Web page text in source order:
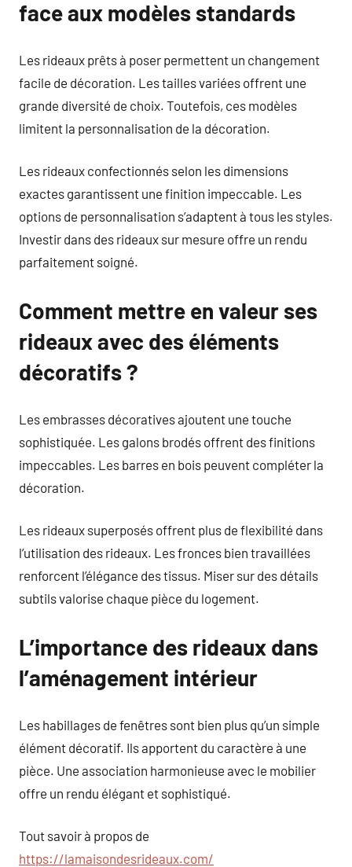
face aux modèles standards
Les rideaux prêts à poser permettent un changement
facile de décoration. Les tailles variées offrent une
grande diversité de choix. Toutefois, ces modèles
limitent la personnalisation de la décoration.
Les rideaux confectionnés selon les dimensions
exactes garantissent une finition impeccable. Les
options de personnalisation s’adaptent à tous les styles.
Investir dans des rideaux sur mesure offre un rendu
parfaitement soigné.
Comment mettre en valeur ses
rideaux avec des éléments
décoratifs ?
Les embrasses décoratives ajoutent une touche
sophistiquée. Les galons brodés offrent des finitions
impeccables. Les barres en bois peuvent compléter la
décoration.
Les rideaux superposés offrent plus de flexibilité dans
l’utilisation des rideaux. Les fronces bien travaillées
renforcent l’élégance des tissus. Miser sur des détails
subtils valorise chaque pièce du logement.
L’importance des rideaux dans
l’aménagement intérieur
Les habillages de fenêtres sont bien plus qu’un simple
élément décoratif. Ils apportent du caractère à une
pièce. Une association harmonieuse avec le mobilier
offre un rendu élégant et sophistiqué.
Tout savoir à propos de
https://lamaisondesrideaux.com/